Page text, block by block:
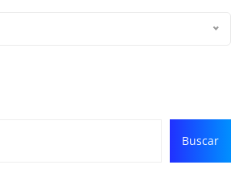
Buscar